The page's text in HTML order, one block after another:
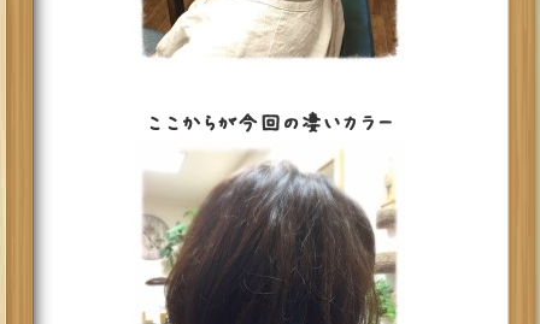
ここからが今回の凄いカラー